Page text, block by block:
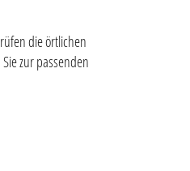
die örtlichen
zur passenden